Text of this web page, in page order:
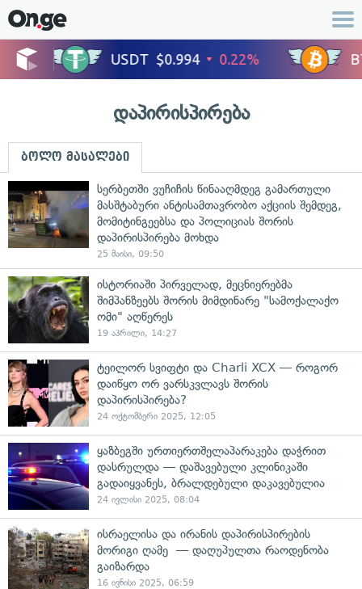
დაპირისპირება
ბოლო მასალები
სერბეთში ვუჩიჩის წინააღმდეგ გამართული
მასშტაბური ანტისამთავრობო აქციის შემდეგ,
მომიტინგეებსა და პოლიციას შორის
დაპირისპირება მოხდა
25 მაისი, 09:50
ისტორიაში პირველად, მეცნიერებმა
შიმპანზეებს შორის მიმდინარე "სამოქალაქო
ომი" აღწერეს
19 აპრილი, 14:27
ტეილორ სვიფტი და Charli XCX — როგორ
დაიწყო ორ ვარსკვლავს შორის
დაპირისპირება?
24 ოქტომბერი 2025, 12:05
ყაზბეგში ურთიერთშელაპარაკება დაჭრით
დასრულდა — დაშავებული კლინიკაში
გადაიყვანეს, ბრალდებული დაკავებულია
24 ივლისი 2025, 08:04
ისრაელისა და ირანის დაპირისპირების
მორიგი ღამე — დაღუპულთა რაოდენობა
გაიზარდა
16 ივნისი 2025, 06:59